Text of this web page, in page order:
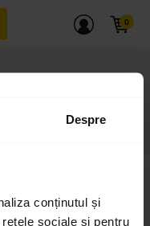
Despre
conținutul și
sociale și pentru